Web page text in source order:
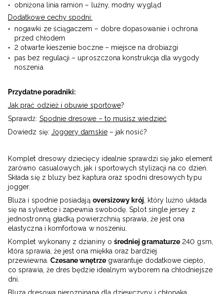
obniżona linia ramion – luźny, modny wygląd
Dodatkowe cechy spodni:
nogawki ze ściągaczem – dobre dopasowanie i ochrona
przed chłodem
2 otwarte kieszenie boczne – miejsce na drobiazgi
pas bez regulacji – uproszczona konstrukcja dla wygody
noszenia
Przydatne poradniki:
Jak prać odzież i obuwie sportowe?
Sprawdź: Spodnie dresowe – to musisz wiedzieć
Dowiedz się: Joggery damskie– jak nosić?
Komplet dresowy dziecięcy idealnie sprawdzi się jako element
zarówno casualowych, jak i sportowych stylizacji na co dzień.
Składa się z bluzy bez kaptura oraz spodni dresowych typu
jogger.
Bluza i spodnie posiadają oversizowy krój, który luźno układa
się na sylwetce i zapewnia swobodę. Splot single jersey z
jednostronną gładką powierzchnią sprawia, że jest ona
elastyczna i komfortowa w noszeniu.
Komplet wykonany z dzianiny o średniej gramaturze 240 gsm,
która sprawia, że jest ona ​​miękka oraz bardziej
przewiewna. Czesane wnętrzegwarantuje dodatkowe ciepło,
co sprawia, że dres będzie idealnym wyborem na chłodniejsze
dni.